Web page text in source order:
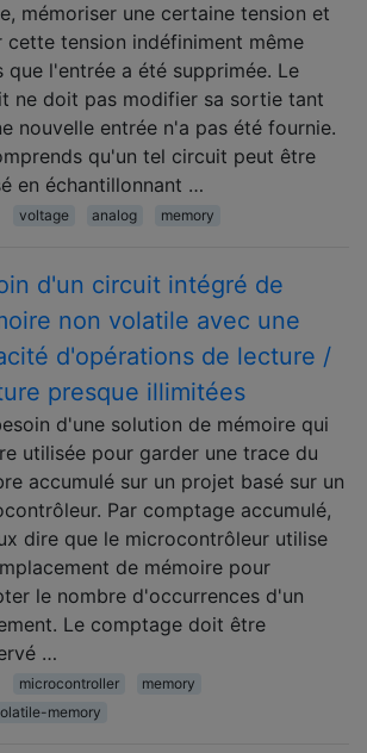
mémoriser une certaine tension et
cette tension indéfiniment même
que l'entrée a été supprimée. Le
ne doit pas modifier sa sortie tant
nouvelle entrée n'a pas été fournie.
qu'un tel circuit peut être
en échantillonnant …
voltage analog memory
d'un circuit intégré de
non volatile avec une
d'opérations de lecture /
presque illimitées
d'une solution de mémoire qui
utilisée pour garder une trace du
accumulé sur un projet basé sur un
Par comptage accumulé,
dire que le microcontrôleur utilise
de mémoire pour
le nombre d'occurrences d'un
Le comptage doit être
…
microcontroller
memory
memory